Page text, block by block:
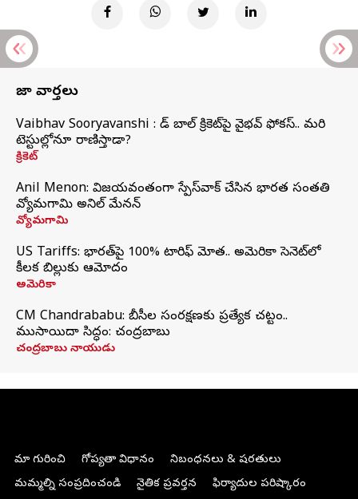
తాజా వార్తలు
Vaibhav Sooryavanshi : రెడ్ బాల్ క్రికెట్‌పై వైభవ్ ఫోకస్.. మరి
టెస్టుల్లోనూ రాణిస్తాడా?
క్రికెట్
Anil Menon: విజయవంతంగా స్పేస్‌వాక్‌ చేసిన భారత సంతతి
వ్యోమగామి అనిల్‌ మేనన్
వ్యోమగామి
US Tariffs: భారత్‌పై 100% టారిఫ్‌ మోత.. అమెరికా సెనెట్‌లో
కీలక బిల్లుకు ఆమోదం
అమెరికా
CM Chandrababu: బీసీల సంరక్షణకు ప్రత్యేక చట్టం..
ముసాయిదా సిద్ధం: చంద్రబాబు
చంద్రబాబు నాయుడు
మా గురించి గోప్యతా విధానం
నిబంధనలు & షరతులు
మమ్మల్ని సంప్రదించండి
నైతిక ప్రవర్తన ఫిర్యాదుల పరిష్కారం